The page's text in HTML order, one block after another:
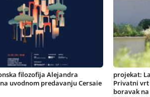
filozofija Alejandra
uvodnom predavanju Cersaie
projekat:
Privatni vrt
boravak